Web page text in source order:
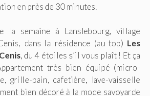
en près de 30 minutes.
la semaine à Lanslebourg, village
dans la résidence (au top) Les
, du 4 étoiles s’il vous plaît ! Et ça
très bien équipé (micro-
grille-pain, cafetière, lave-vaisselle
bien décoré à la mode savoyarde